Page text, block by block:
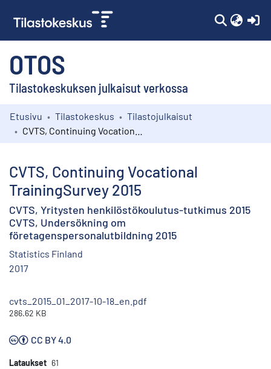
OTOS
Tilastokeskuksen julkaisut verkossa
Kokoelmat
Etusivu Tilastokeskus
Tilastojulkaisut
CVTS, Continuing Vocational
TrainingSurvey 2015
CVTS, Yritysten henkilöstökoulutus-tutkimus 2015
CVTS, Undersökning om
företagenspersonalutbildning 2015
Statistics Finland
2017
cvts_2015_01_2017-10-18_en.pdf
286.62 KB
CC BY 4.0
Lataukset 61